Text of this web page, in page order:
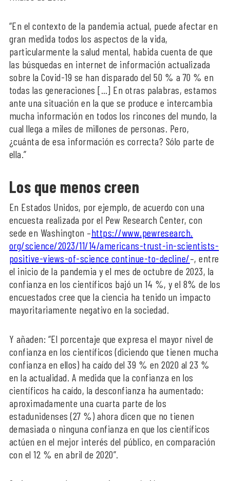
“En el contexto de la pandemia actual, puede afectar en
gran medida todos los aspectos de la vida,
particularmente la salud mental, habida cuenta de que
las búsquedas en internet de información actualizada
sobre la Covid-19 se han disparado del 50 % a 70 % en
todas las generaciones […] En otras palabras, estamos
ante una situación en la que se produce e intercambia
mucha información en todos los rincones del mundo, la
cual llega a miles de millones de personas. Pero,
¿cuánta de esa información es correcta? Sólo parte de
ella.”
Los que menos creen
En Estados Unidos, por ejemplo, de acuerdo con una
encuesta realizada por el Pew Research Center, con
sede en Washington –https://www.pewresearch.
org/science/2023/11/14/americans-trust-in-scientists-
positive-views-of-science continue-to-decline/–, entre
el inicio de la pandemia y el mes de octubre de 2023, la
confianza en los científicos bajó un 14 %, y el 8% de los
encuestados cree que la ciencia ha tenido un impacto
mayoritariamente negativo en la sociedad.
Y añaden: “El porcentaje que expresa el mayor nivel de
confianza en los científicos (diciendo que tienen mucha
confianza en ellos) ha caído del 39 % en 2020 al 23 %
en la actualidad. A medida que la confianza en los
científicos ha caído, la desconfianza ha aumentado:
aproximadamente una cuarta parte de los
estadunidenses (27 %) ahora dicen que no tienen
demasiada o ninguna confianza en que los científicos
actúen en el mejor interés del público, en comparación
con el 12 % en abril de 2020”.